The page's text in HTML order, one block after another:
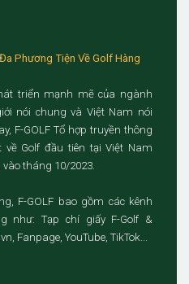
Phương Tiện Về Golf Hàng
triển mạnh mẽ của ngành
nói chung và Việt Nam nói
F-GOLF Tổ hợp truyền thông
Golf đầu tiên tại Việt Nam
tháng 10/2023.
F-GOLF bao gồm các kênh
như: Tạp chí giấy F-Golf &
Fanpage, YouTube, TikTok...